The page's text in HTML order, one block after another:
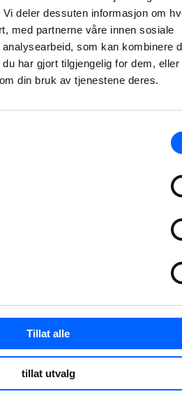
deler dessuten informasjon om
med partnerne våre innen sosiale
som kan kombinere
har gjort tilgjengelig for dem,
din bruk av tjenestene deres.
Tillat alle
tillat utvalg
Tre av åtte jernbanestasjoner som NCC oppgraderer i Oslo-regionen på oppdrag fra Bane NOR, er denne uken overlevert og satt i drift. Stasjonene skal blant annet tilpasses nye togsett, og Haugenstua, Strømmen og Fjellhamar er først ut.
2024-10-30 10:03
NCC
Awareness
levert av NCC
2024-08-29 15:35